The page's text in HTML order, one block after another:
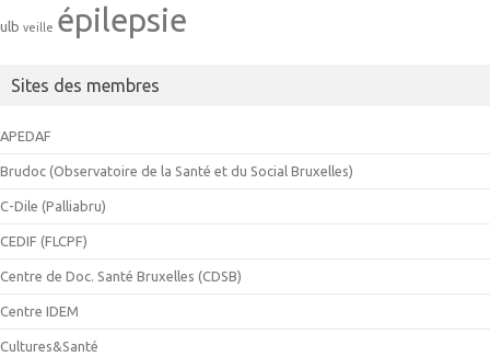
ulb veille épilepsie
Sites des membres
APEDAF
Brudoc (Observatoire de la Santé et du Social Bruxelles)
C-Dile (Palliabru)
CEDIF (FLCPF)
Centre de Doc. Santé Bruxelles (CDSB)
Centre IDEM
Cultures&Santé